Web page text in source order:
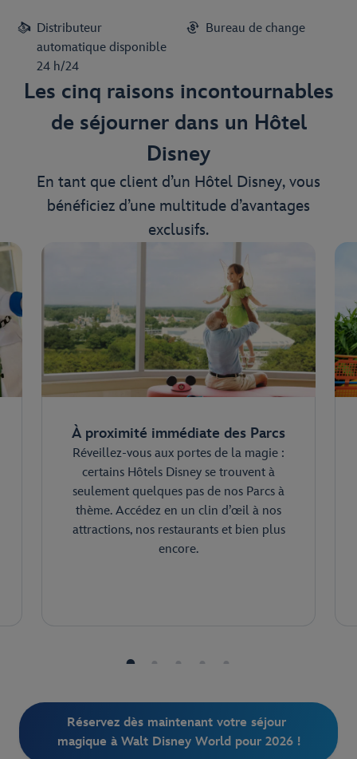
Distributeur
automatique disponible
24 h/24
Bureau de change
Les cinq raisons incontournables
de séjourner dans un Hôtel
Disney
En tant que client d’un Hôtel Disney, vous
bénéficiez d’une multitude d’avantages
exclusifs.
À proximité immédiate des Parcs
Réveillez-vous aux portes de la magie :
certains Hôtels Disney se trouvent à
seulement quelques pas de nos Parcs à
thème. Accédez en un clin d’œil à nos
attractions, nos restaurants et bien plus
encore.
Réservez dès maintenant votre séjour
magique à Walt Disney World pour 2026 !